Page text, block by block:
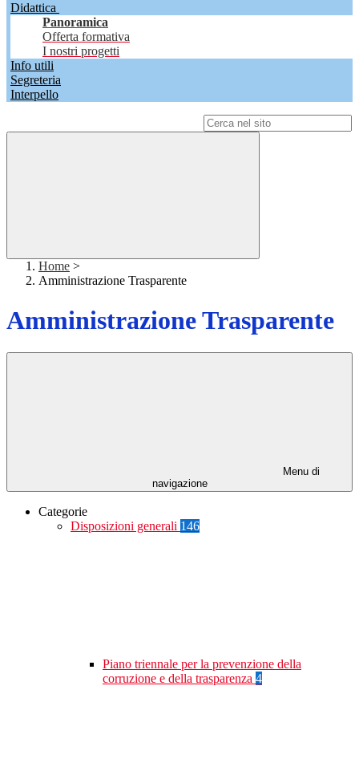
Didattica
Panoramica
Offerta formativa
I nostri progetti
Info utili
Segreteria
Interpello
Home >
Amministrazione Trasparente
Amministrazione Trasparente
Menu di
navigazione
Categorie
Disposizioni generali 146
Piano triennale per la prevenzione della
corruzione e della trasparenza 4